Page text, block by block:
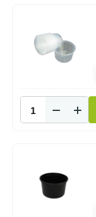
Soeppot
350cc
Bakjes
-
Soeppot
500cc
Transparant